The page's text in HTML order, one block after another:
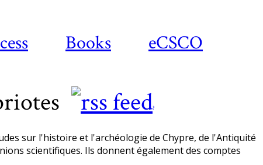
Books eCSCO
?
sur l'histoire et l'archéologie de Chypre, de l'Antiquité
scientifiques. Ils donnent également des comptes